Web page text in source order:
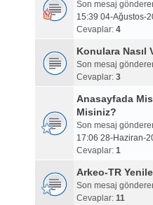
Son mesaj
15:39 04-Ağustos-
Cevaplar: 4
Konulara Nasıl
Son mesaj
Cevaplar: 3
Anasayfada
Misiniz?
Son mesaj
17:06 28-Haziran-
Cevaplar: 1
Arkeo-TR
Son mesaj
Cevaplar: 11